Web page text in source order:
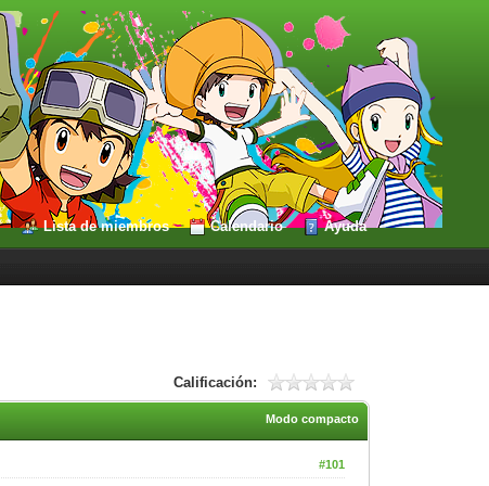
Lista de miembros Calendario Ayuda
Calificación:
Modo compacto
#101